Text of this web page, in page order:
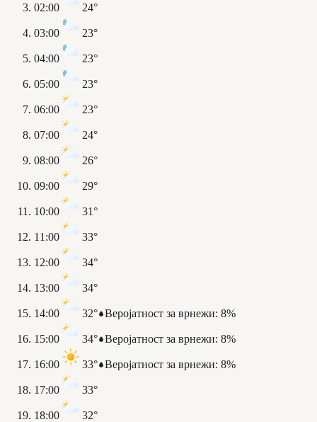
02:00 24°
03:00 23°
04:00 23°
05:00 23°
06:00 23°
07:00 24°
08:00 26°
09:00 29°
10:00 31°
11:00 33°
12:00 34°
13:00 34°
14:00 32° Веројатност за врнежи: 8%
15:00 34° Веројатност за врнежи: 8%
16:00 33° Веројатност за врнежи: 8%
17:00 33°
18:00 32°